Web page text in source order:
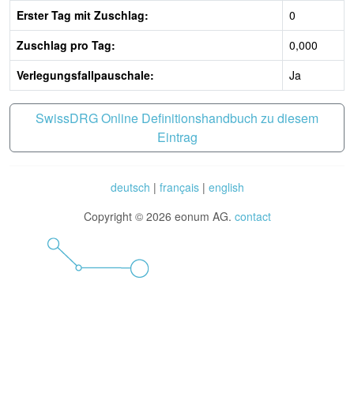
Erster Tag mit Zuschlag:
0
Zuschlag pro Tag:
0,000
Verlegungsfallpauschale:
Ja
SwissDRG Online Definitionshandbuch zu diesem
Eintrag
deutsch | français| english
Copyright © 2026 eonum AG. contact